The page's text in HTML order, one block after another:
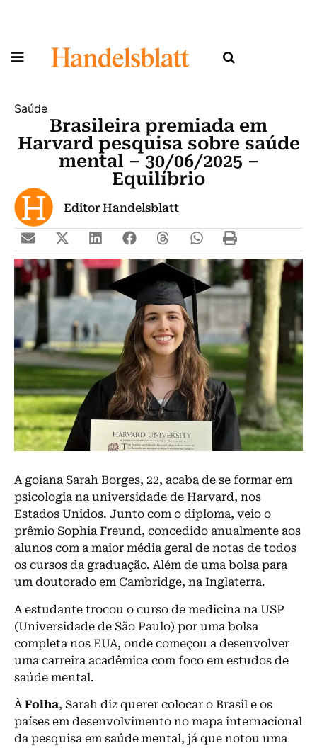
Saúde
Brasileira premiada em
Harvard pesquisa sobre saúde
mental – 30/06/2025 –
Equilíbrio
Editor Handelsblatt
A goiana Sarah Borges, 22, acaba de se formar em
psicologia na universidade de Harvard, nos
Estados Unidos. Junto com o diploma, veio o
prêmio Sophia Freund, concedido anualmente aos
alunos com a maior média geral de notas de todos
os cursos da graduação. Além de uma bolsa para
um doutorado em Cambridge, na Inglaterra.
A estudante trocou o curso de medicina na USP
(Universidade de São Paulo) por uma bolsa
completa nos EUA, onde começou a desenvolver
uma carreira acadêmica com foco em estudos de
saúde mental.
ÀFolha, Sarah diz querer colocar o Brasil e os
países em desenvolvimento no mapa internacional
da pesquisa em saúde mental, já que notou uma